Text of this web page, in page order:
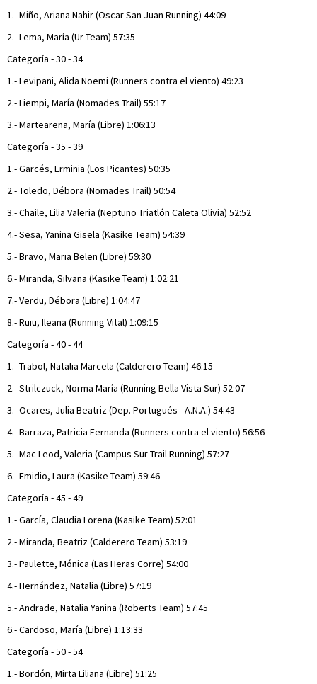
1.- Miño, Ariana Nahir (Oscar San Juan Running) 44:09
2.- Lema, María (Ur Team) 57:35
Categoría - 30 - 34
1.- Levipani, Alida Noemi (Runners contra el viento) 49:23
2.- Liempi, María (Nomades Trail) 55:17
3.- Martearena, María (Libre) 1:06:13
Categoría - 35 - 39
1.- Garcés, Erminia (Los Picantes) 50:35
2.- Toledo, Débora (Nomades Trail) 50:54
3.- Chaile, Lilia Valeria (Neptuno Triatlón Caleta Olivia) 52:52
4.- Sesa, Yanina Gisela (Kasike Team) 54:39
5.- Bravo, Maria Belen (Libre) 59:30
6.- Miranda, Silvana (Kasike Team) 1:02:21
7.- Verdu, Débora (Libre) 1:04:47
8.- Ruiu, Ileana (Running Vital) 1:09:15
Categoría - 40 - 44
1.- Trabol, Natalia Marcela (Calderero Team) 46:15
2.- Strilczuck, Norma María (Running Bella Vista Sur) 52:07
3.- Ocares, Julia Beatriz (Dep. Portugués - A.N.A.) 54:43
4.- Barraza, Patricia Fernanda (Runners contra el viento) 56:56
5.- Mac Leod, Valeria (Campus Sur Trail Running) 57:27
6.- Emidio, Laura (Kasike Team) 59:46
Categoría - 45 - 49
1.- García, Claudia Lorena (Kasike Team) 52:01
2.- Miranda, Beatriz (Calderero Team) 53:19
3.- Paulette, Mónica (Las Heras Corre) 54:00
4.- Hernández, Natalia (Libre) 57:19
5.- Andrade, Natalia Yanina (Roberts Team) 57:45
6.- Cardoso, María (Libre) 1:13:33
Categoría - 50 - 54
1.- Bordón, Mirta Liliana (Libre) 51:25